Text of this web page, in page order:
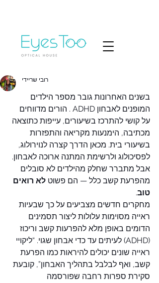
רובי שריידי
בשנים האחרונות גובר מספר הילדים
המופנים לאבחון ADHD . הורים מדווחים
על קושי להתרכז בשיעורים, עייפות כתוצאה
מכתיבה, הימנעות מקריאה והתפזרות
בשיעורי בית. מכאן הדרך קצרה לנוירולוג,
לפסיכולוג ולרשימת המתנה ארוכה לאבחון.
אבל מתברר שחלק מהילדים לא סובלים
מהפרעת קשב כלל — הם פשוט לא רואים
טוב.
מחקרים חדשים מצביעים על כך שבעיות
ראייה מסוימות עלולות ליצור תסמינים
הדומים באופן מלא להפרעות קשב וריכוז
(ADHD) לעיתים עד כדי אבחון שגוי. “ליקויי
ראייה שונים יכולים להיראות כמו הפרעת
קשב, ואף לבלבל בתהליך האבחון”, קובעת
סקירת ספרות רחבה שפורסמה